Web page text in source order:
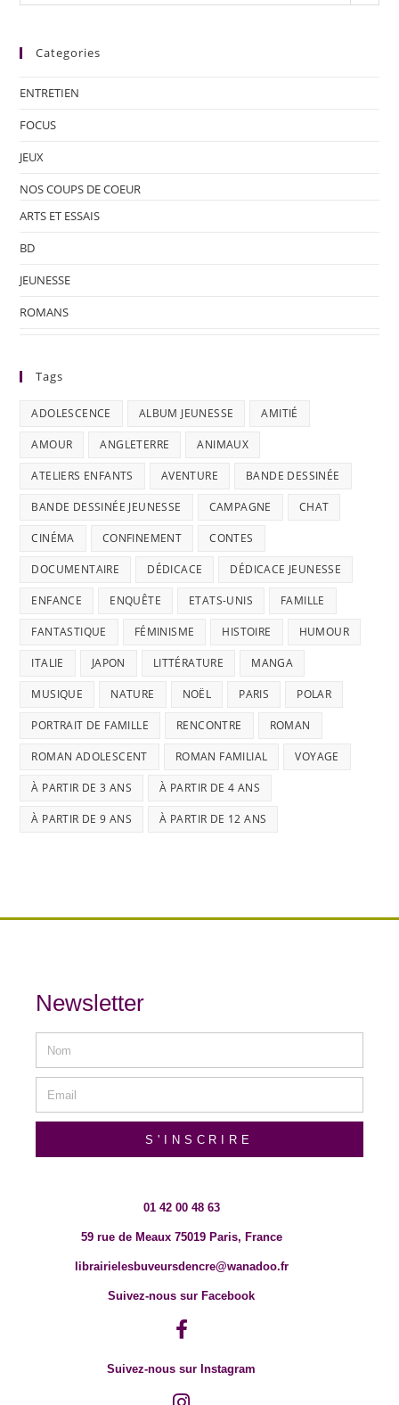
Categories
ENTRETIEN
FOCUS
JEUX
NOS COUPS DE COEUR
ARTS ET ESSAIS
BD
JEUNESSE
ROMANS
Tags
ADOLESCENCE ALBUM JEUNESSE AMITIÉ
AMOUR ANGLETERRE ANIMAUX
ATELIERS ENFANTS AVENTURE BANDE DESSINÉE
BANDE DESSINÉE JEUNESSE CAMPAGNE CHAT
CINÉMA CONFINEMENT CONTES
DOCUMENTAIRE DÉDICACE DÉDICACE JEUNESSE
ENFANCE ENQUÊTE ETATS-UNIS FAMILLE
FANTASTIQUE FÉMINISME HISTOIRE HUMOUR
ITALIE JAPON LITTÉRATURE MANGA
MUSIQUE NATURE NOËL PARIS POLAR
PORTRAIT DE FAMILLE RENCONTRE ROMAN
ROMAN ADOLESCENT ROMAN FAMILIAL VOYAGE
À PARTIR DE 3 ANS À PARTIR DE 4 ANS
À PARTIR DE 9 ANS À PARTIR DE 12 ANS
Newsletter
S'INSCRIRE
01 42 00 48 63
59 rue de Meaux 75019 Paris, France
librairielesbuveursdencre@wanadoo.fr
Suivez-nous sur Facebook
Suivez-nous sur Instagram